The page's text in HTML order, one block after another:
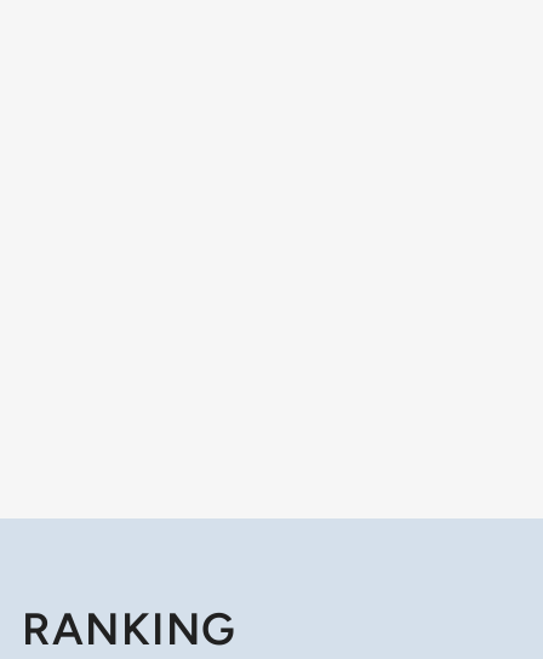
RANKING